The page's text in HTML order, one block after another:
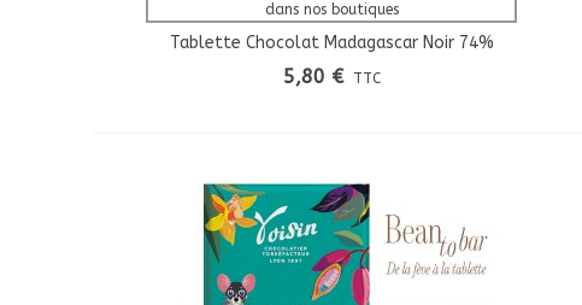
dans nos boutiques
Tablette Chocolat Madagascar Noir 74%
Grandes Origines
5,80 € TTC